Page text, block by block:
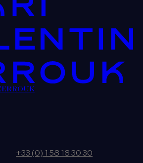
+33 (0) 1 58 18 30 30